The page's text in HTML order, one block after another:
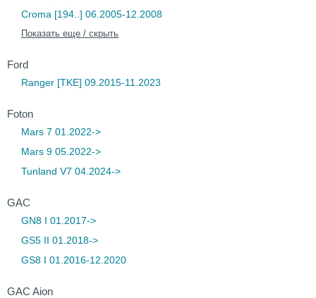
Croma [194..] 06.2005-12.2008
Показать еще / скрыть
Ford
Ranger [TKE] 09.2015-11.2023
Foton
Mars 7 01.2022->
Mars 9 05.2022->
Tunland V7 04.2024->
GAC
GN8 I 01.2017->
GS5 II 01.2018->
GS8 I 01.2016-12.2020
GAC Aion